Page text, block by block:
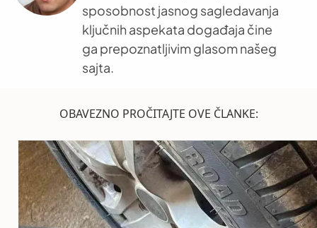
sposobnost jasnog sagledavanja
ključnih aspekata događaja čine
ga prepoznatljivim glasom našeg
sajta.
OBAVEZNO PROČITAJTE OVE ČLANKE: